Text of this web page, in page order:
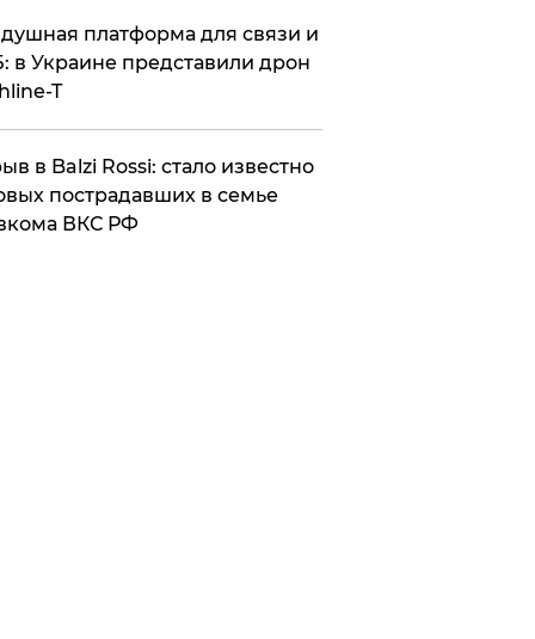
платформа для связи и
в Украине представили дрон
T
в Balzi Rossi: стало известно
пострадавших в семье
ВКС РФ